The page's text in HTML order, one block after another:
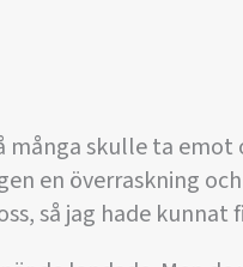
många skulle ta emot
en överraskning
så jag hade